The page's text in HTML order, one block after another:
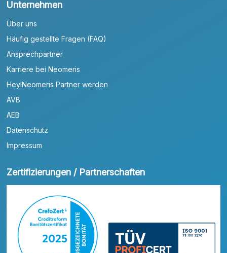
Unternehmen
Über uns
Häufig gestellte Fragen (FAQ)
Ansprechpartner
Karriere bei Neomeris
HeylNeomeris Partner werden
AVB
AEB
Datenschutz
Impressum
Zertifizierungen / Partnerschaften